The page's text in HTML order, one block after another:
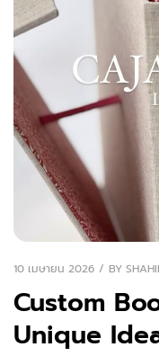
10 เมษายน 2026 BY
Custom
Unique